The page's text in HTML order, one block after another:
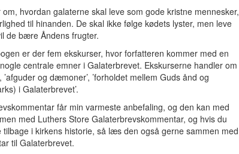
hvordan galaterne skal leve som gode kristne mennesker,
til hinanden. De skal ikke følge kødets lyster, men leve
de bære Åndens frugter.
er der fem ekskurser, hvor forfatteren kommer med en
centrale emner i Galaterbrevet. Ekskurserne handler om
’afguder og dæmoner’, ’forholdet mellem Guds ånd og
i Galaterbrevet’.
får min varmeste anbefaling, og den kan med
med Luthers Store Galaterbrevskommentar, og hvis du
i kirkens historie, så læs den også gerne sammen med
til Galaterbrevet.